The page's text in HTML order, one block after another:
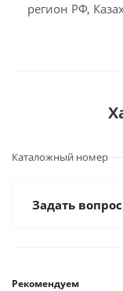
регион РФ,
Каталожный номер
Задать вопрос
Рекомендуем